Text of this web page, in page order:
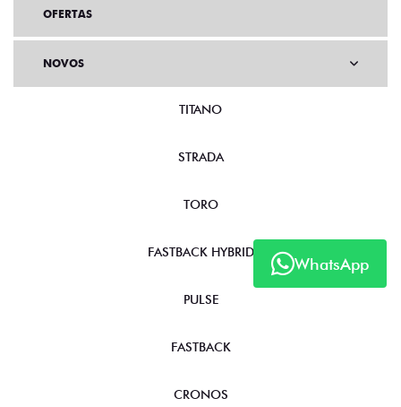
WhatsApp
OFERTAS
NOVOS
TITANO
STRADA
TORO
FASTBACK HYBRID
PULSE
FASTBACK
CRONOS